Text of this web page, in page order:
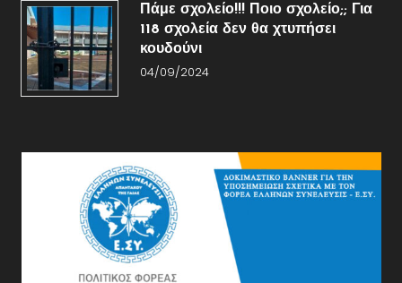
Πάμε σχολείο!!! Ποιο σχολείο;; Για
118 σχολεία δεν θα χτυπήσει
κουδούνι
04/09/2024